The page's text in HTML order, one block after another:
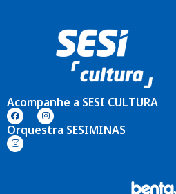
Acompanhe a SESI CULTURA
Orquestra SESIMINAS